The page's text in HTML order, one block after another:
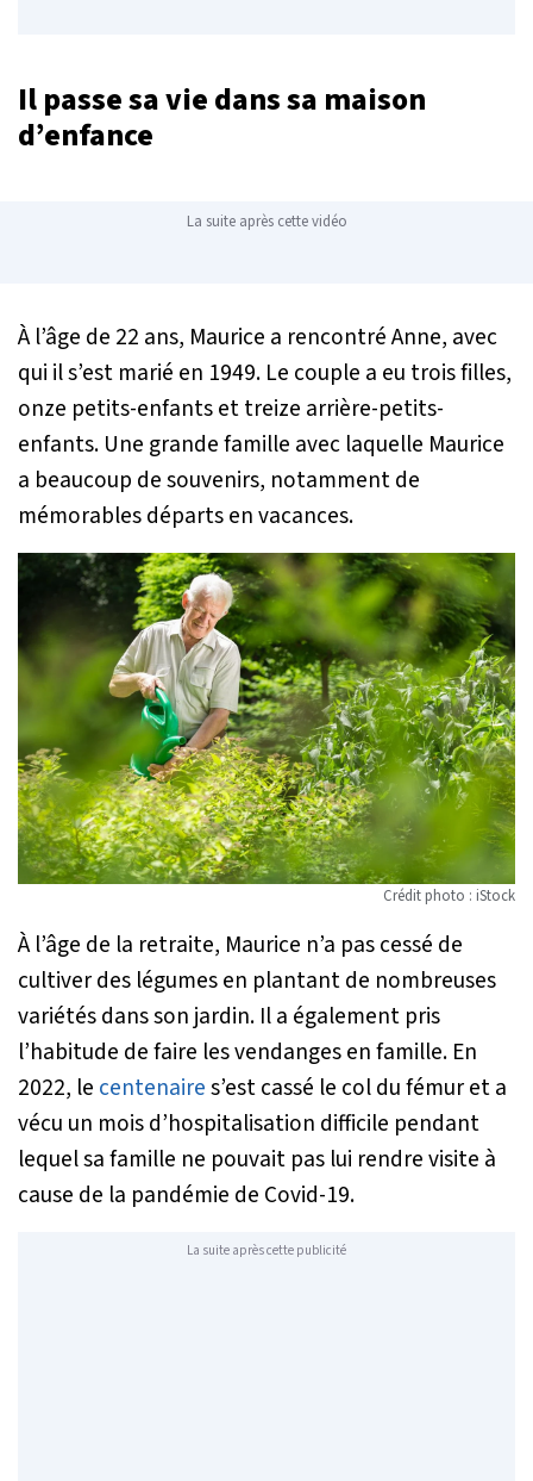
Il passe sa vie dans sa maison
d’enfance
La suite après cette vidéo
À l’âge de 22 ans, Maurice a rencontré Anne, avec
qui il s’est marié en 1949. Le couple a eu trois filles,
onze petits-enfants et treize arrière-petits-
enfants. Une grande famille avec laquelle Maurice
a beaucoup de souvenirs, notamment de
mémorables départs en vacances.
Crédit photo : iStock
À l’âge de la retraite, Maurice n’a pas cessé de
cultiver des légumes en plantant de nombreuses
variétés dans son jardin. Il a également pris
l’habitude de faire les vendanges en famille. En
2022, le centenaires’est cassé le col du fémur et a
vécu un mois d’hospitalisation difficile pendant
lequel sa famille ne pouvait pas lui rendre visite à
cause de la pandémie de Covid-19.
La suite après cette publicité